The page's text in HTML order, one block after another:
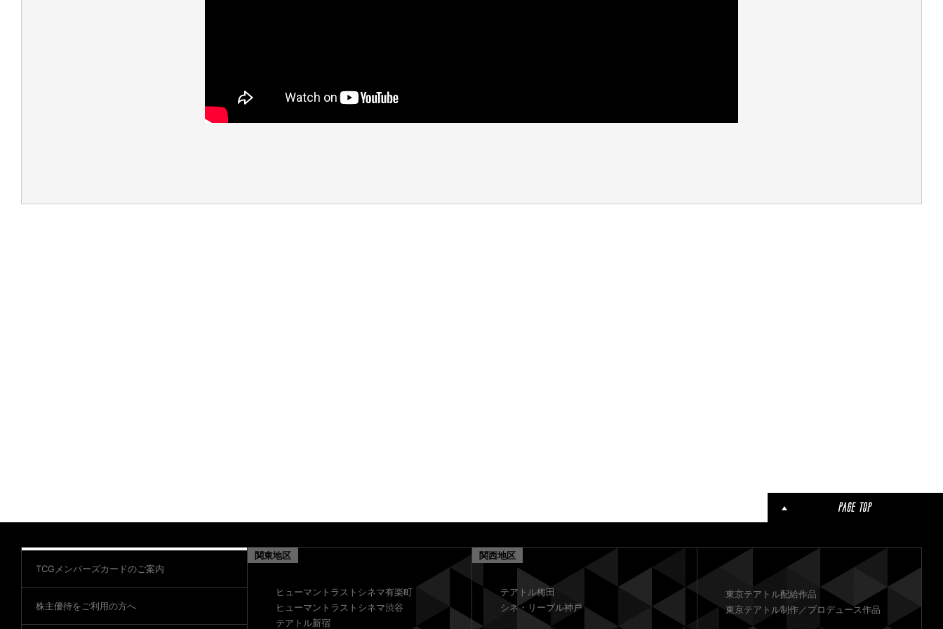
TCGメンバーズカードのご案内
株主優待をご利用の方へ
関東地区
ヒューマントラストシネマ有楽町
ヒューマントラストシネマ渋谷
テアトル新宿
関西地区
テアトル梅田
シネ・リーブル神戸
東京テアトル配給作品
東京テアトル制作／プロデュース作品